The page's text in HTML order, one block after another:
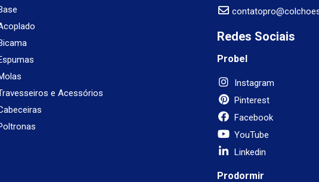
e Acessórios
Redes Sociais
Probel
Instagram
Pinterest
Facebook
YouTube
Linkedin
Prodormir